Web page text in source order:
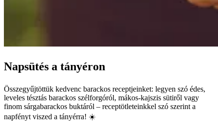
Napsütés a tányéron
Összegyűjtöttük kedvenc barackos receptjeinket: legyen szó édes,
leveles tésztás barackos szélforgóról, mákos-kajszis sütiről vagy
finom sárgabarackos buktáról – receptötleteinkkel szó szerint a
napfényt viszed a tányérra! ☀️